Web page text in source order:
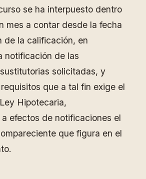
se ha interpuesto dentro
mes a contar desde la fecha
de la calificación, en
notificación de las
solicitadas, y
que a tal fin exige el
Hipotecaria,
efectos de notificaciones el
que figura en el